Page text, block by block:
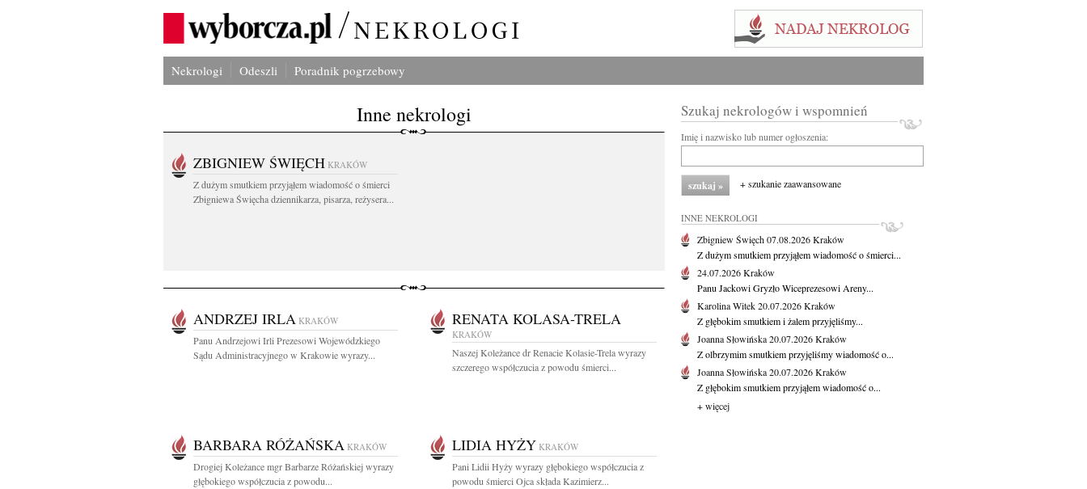
Nekrologi Odeszli Poradnik pogrzebowy
Inne nekrologi
ZBIGNIEW ŚWIĘCH KRAKÓW
Z dużym smutkiem przyjąłem wiadomość o śmierci
Zbigniewa Święcha dziennikarza, pisarza, reżysera...
ANDRZEJ IRLA KRAKÓW
Panu Andrzejowi Irli Prezesowi Wojewódzkiego
Sądu Administracyjnego w Krakowie wyrazy...
RENATA KOLASA-TRELA
KRAKÓW
Naszej Koleżance dr Renacie Kolasie-Trela wyrazy
szczerego współczucia z powodu śmierci...
BARBARA RÓŻAŃSKA KRAKÓW
Drogiej Koleżance mgr Barbarze Różańskiej wyrazy
głębokiego współczucia z powodu...
LIDIA HYŻY KRAKÓW
Pani Lidii Hyży wyrazy głębokiego współczucia z
powodu śmierci Ojca składa Kazimierz...
Szukaj nekrologów i wspomnień
Imię i nazwisko lub numer ogłoszenia:
+ szukanie zaawansowane
INNE NEKROLOGI
Zbigniew Święch07.08.2026Kraków
Z dużym smutkiem przyjąłem wiadomość o śmierci...
24.07.2026Kraków
Panu Jackowi Gryzło Wiceprezesowi Areny...
Karolina Witek20.07.2026Kraków
Z głębokim smutkiem i żalem przyjęliśmy...
Joanna Słowińska20.07.2026Kraków
Z olbrzymim smutkiem przyjęliśmy wiadomość o...
Joanna Słowińska20.07.2026Kraków
Z głębokim smutkiem przyjąłem wiadomość o...
+ więcej